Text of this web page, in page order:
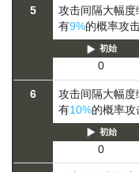
5
攻击间隔大幅
有9%的概率攻
初始
0
6
攻击间隔大幅
有10%的概率攻
初始
0